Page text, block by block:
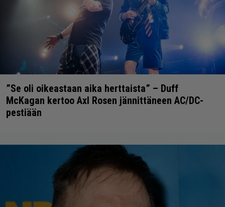
”Se oli oikeastaan aika herttaista” – Duff
McKagan kertoo Axl Rosen jännittäneen AC/DC-
pestiään